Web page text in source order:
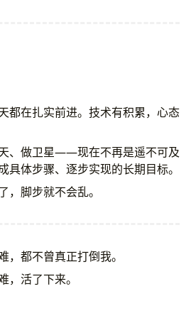
都在扎实前进。技术有积累，心态
、做卫星——现在不再是遥不可及
具体步骤、逐步实现的长期目标。
，脚步就不会乱。
，都不曾真正打倒我。
，活了下来。